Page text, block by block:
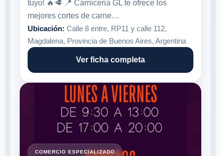
tuyo! 🔥🥩 📍 Carniceria GL te ofrece los
mejores cortes de carne…
Ubicación: Calle 8 entre, RP11 y calle 112,
Magdalena, Provincia de Buenos Aires, Argentina
Ver ficha completa
COMERCIO ESPECIALIZADO